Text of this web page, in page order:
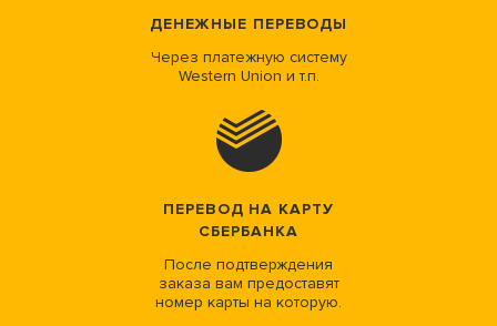
ДЕНЕЖНЫЕ ПЕРЕВОДЫ
Через платежную систему
Western Union и т.п.
ПЕРЕВОД НА КАРТУ
СБЕРБАНКА
После подтверждения
заказа вам предоставят
номер карты на которую.